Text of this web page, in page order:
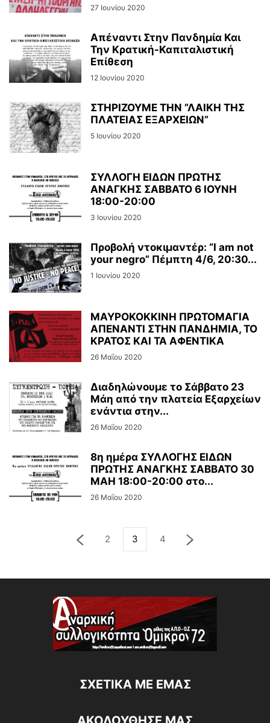
27 Ιουνίου 2020
Απέναντι Στην Πανδημία Και
Την Κρατική-Καπιταλιστική
Επίθεση
12 Ιουνίου 2020
ΣΤΗΡΙΖΟΥΜΕ ΤΗΝ ”ΛΑΙΚΗ ΤΗΣ
ΠΛΑΤΕΙΑΣ ΕΞΑΡΧΕΙΩΝ”
5 Ιουνίου 2020
ΣΥΛΛΟΓΗ ΕΙΔΩΝ ΠΡΩΤΗΣ
ΑΝΑΓΚΗΣ ΣΑΒΒΑΤΟ 6 ΙΟΥΝΗ
18:00-20:00
3 Ιουνίου 2020
Προβολή ντοκιμαντέρ: “I am not
your negro” Πέμπτη 4/6, 20:30...
1 Ιουνίου 2020
ΜΑΥΡΟΚΟΚΚΙΝΗ ΠΡΩΤΟΜΑΓΙΑ
ΑΠΕΝΑΝΤΙ ΣΤΗΝ ΠΑΝΔΗΜΙΑ, ΤΟ
ΚΡΑΤΟΣ ΚΑΙ ΤΑ ΑΦΕΝΤΙΚΑ
26 Μαΐου 2020
Διαδηλώνουμε το Σάββατο 23
Μάη από την πλατεία Εξαρχείων
ενάντια στην...
26 Μαΐου 2020
8η ημέρα ΣΥΛΛΟΓΗΣ ΕΙΔΩΝ
ΠΡΩΤΗΣ ΑΝΑΓΚΗΣ ΣΑΒΒΑΤΟ 30
ΜΑΗ 18:00-20:00 στο...
26 Μαΐου 2020
2 3 4
ΣΧΕΤΙΚΆ ΜΕ ΕΜΆΣ